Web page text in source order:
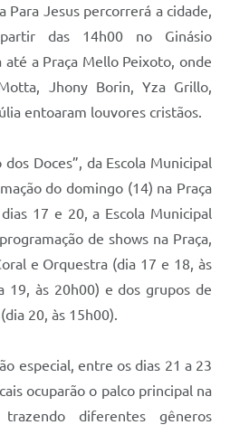
Para Jesus percorrerá a cidade,
das 14h00 no Ginásio
a Praça Mello Peixoto, onde
Jhony Borin, Yza Grillo,
entoaram louvores cristãos.
Doces”, da Escola Municipal
do domingo (14) na Praça
17 e 20, a Escola Municipal
de shows na Praça,
e Orquestra (dia 17 e 18, às
19, às 20h00) e dos grupos de
20, às 15h00).
especial, entre os dias 21 a 23
ocuparão o palco principal na
diferentes gêneros